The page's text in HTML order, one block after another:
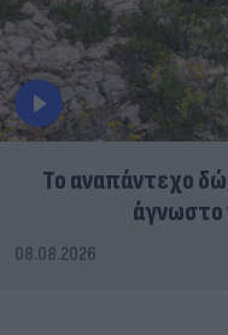
To αναπάντεχο
άγνωστο
08.08.2026